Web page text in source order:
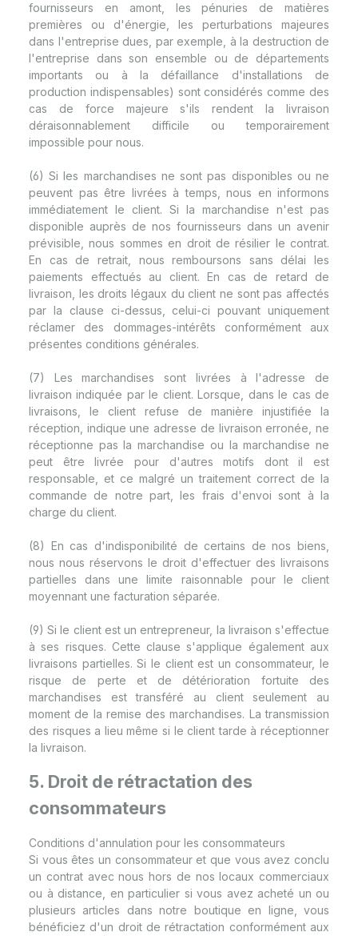
fournisseurs en amont, les pénuries de matières
premières ou d'énergie, les perturbations majeures
dans l'entreprise dues, par exemple, à la destruction de
l'entreprise dans son ensemble ou de départements
importants ou à la défaillance d'installations de
production indispensables) sont considérés comme des
cas de force majeure s'ils rendent la livraison
déraisonnablement difficile ou temporairement
impossible pour nous.
(6) Si les marchandises ne sont pas disponibles ou ne
peuvent pas être livrées à temps, nous en informons
immédiatement le client. Si la marchandise n'est pas
disponible auprès de nos fournisseurs dans un avenir
prévisible, nous sommes en droit de résilier le contrat.
En cas de retrait, nous remboursons sans délai les
paiements effectués au client. En cas de retard de
livraison, les droits légaux du client ne sont pas affectés
par la clause ci-dessus, celui-ci pouvant uniquement
réclamer des dommages-intérêts conformément aux
présentes conditions générales.
(7) Les marchandises sont livrées à l'adresse de
livraison indiquée par le client. Lorsque, dans le cas de
livraisons, le client refuse de manière injustifiée la
réception, indique une adresse de livraison erronée, ne
réceptionne pas la marchandise ou la marchandise ne
peut être livrée pour d'autres motifs dont il est
responsable, et ce malgré un traitement correct de la
commande de notre part, les frais d'envoi sont à la
charge du client.
(8) En cas d'indisponibilité de certains de nos biens,
nous nous réservons le droit d'effectuer des livraisons
partielles dans une limite raisonnable pour le client
moyennant une facturation séparée.
(9) Si le client est un entrepreneur, la livraison s'effectue
à ses risques. Cette clause s'applique également aux
livraisons partielles. Si le client est un consommateur, le
risque de perte et de détérioration fortuite des
marchandises est transféré au client seulement au
moment de la remise des marchandises. La transmission
des risques a lieu même si le client tarde à réceptionner
la livraison.
5. Droit de rétractation des
consommateurs
Conditions d'annulation pour les consommateurs
Si vous êtes un consommateur et que vous avez conclu
un contrat avec nous hors de nos locaux commerciaux
ou à distance, en particulier si vous avez acheté un ou
plusieurs articles dans notre boutique en ligne, vous
bénéficiez d'un droit de rétractation conformément aux